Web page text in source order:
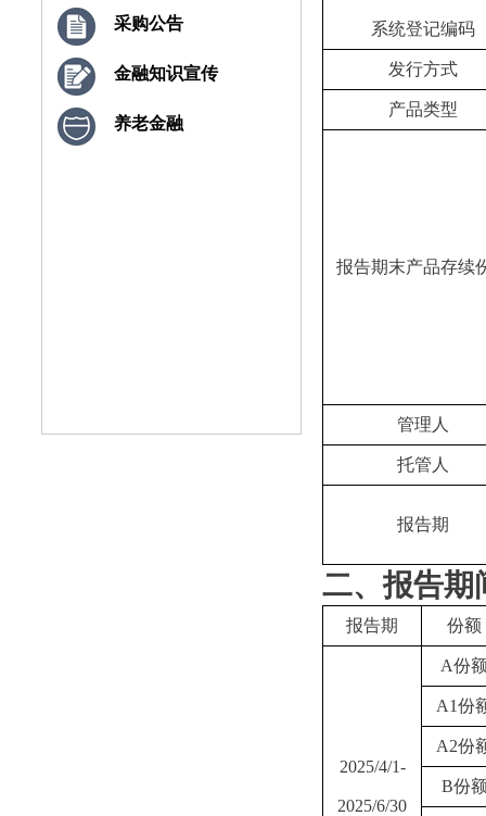
采购公告
金融知识宣传
养老金融
系统登记编码
发行方式
产品类型
报告期末产品存续
管理人
托管人
报告期
二、报告期
报告期 份额
2025/4/1-
2025/6/30
A份
A1份
A2份
B份